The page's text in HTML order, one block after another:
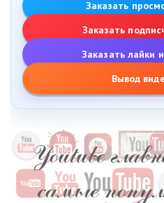
Заказать
Заказать
Заказать лайки
Вывод